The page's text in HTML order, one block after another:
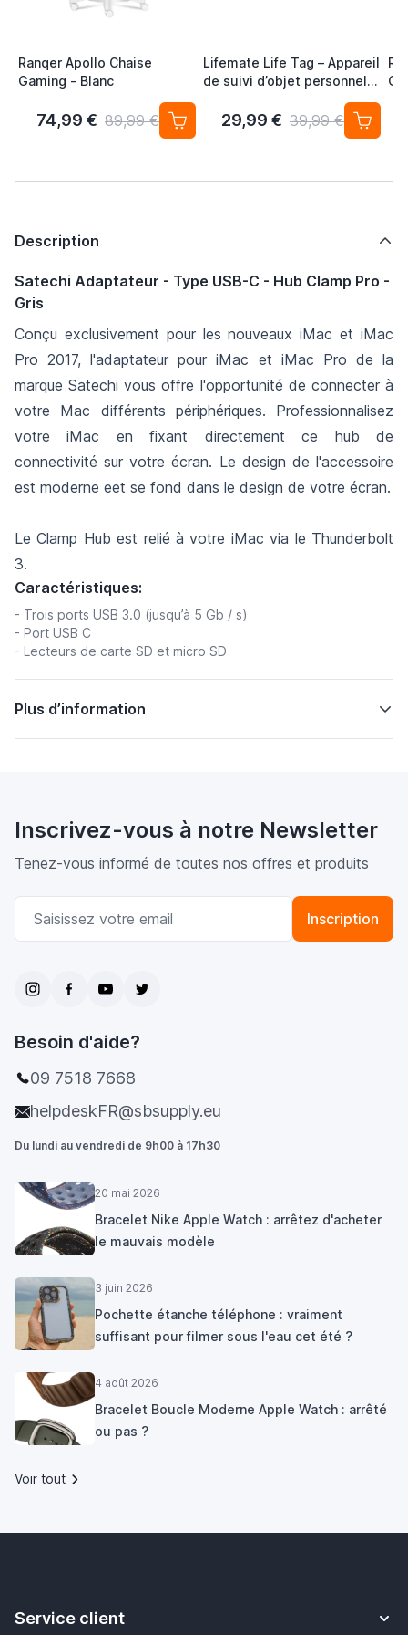
Ranqer Apollo Chaise
Gaming - Blanc
74,99 € 89,99 €
Lifemate Life Tag – Appareil
de suivi d’objet personnel
Localiser (lot de 4) Traceur
29,99 € 39,99 €
Description
Satechi Adaptateur - Type USB-C - Hub Clamp Pro -
Gris
Conçu exclusivement pour les nouveaux iMac et iMac
Pro 2017, l'adaptateur pour iMac et iMac Pro de la
marque Satechi vous offre l'opportunité de connecter à
votre Mac différents périphériques. Professionnalisez
votre iMac en fixant directement ce hub de
connectivité sur votre écran. Le design de l'accessoire
est moderne eet se fond dans le design de votre écran.
Le Clamp Hub est relié à votre iMac via le Thunderbolt
3.
Caractéristiques:
- Trois ports USB 3.0 (jusqu’à 5 Gb / s)
- Port USB C
- Lecteurs de carte SD et micro SD
Plus d’information
Inscrivez-vous à notre Newsletter
Tenez-vous informé de toutes nos offres et produits
Adresse email
Inscription
Besoin d'aide?
09 7518 7668
helpdeskFR@sbsupply.eu
Du lundi au vendredi de 9h00 à 17h30
20 mai 2026
Bracelet Nike Apple Watch : arrêtez d'acheter
le mauvais modèle
3 juin 2026
Pochette étanche téléphone : vraiment
suffisant pour filmer sous l'eau cet été ?
4 août 2026
Bracelet Boucle Moderne Apple Watch : arrêté
ou pas ?
Voir tout
Service client